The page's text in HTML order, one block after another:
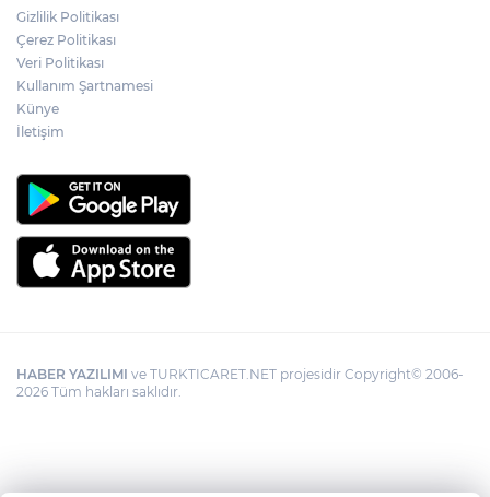
Gizlilik Politikası
Çerez Politikası
Veri Politikası
Kullanım Şartnamesi
Künye
İletişim
HABER YAZILIMI ve TURKTICARET.NET projesidir Copyright© 2006-
2026 Tüm hakları saklıdır.